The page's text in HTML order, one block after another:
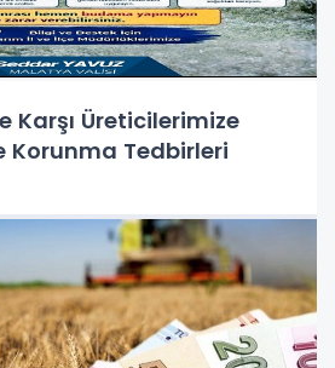
Karşı Üreticilerimize
Korunma Tedbirleri